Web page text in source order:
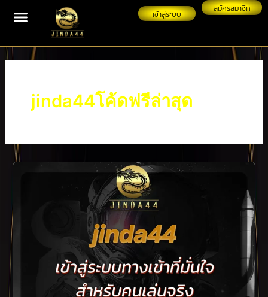
เข้าสู่ระบบ
สมัครสมาชิก
jinda44โค้ดฟรีล่าสุด